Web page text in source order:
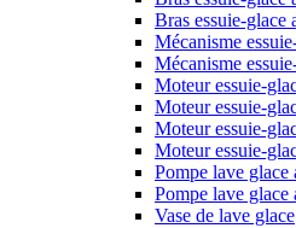
Bras essuie-glace
Mécanisme
Mécanisme
Moteur essuie-
Moteur essuie-
Moteur essuie-
Moteur essuie-
Pompe lave glace
Pompe lave glace
Vase de lave glace